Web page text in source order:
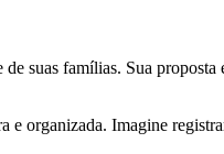
de suas famílias. Sua
organizada. Imagine